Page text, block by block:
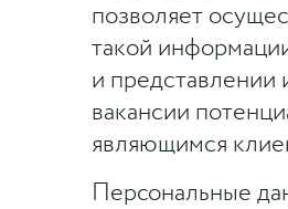
позволяет
такой
и
вакансии
являющимся
Персональные